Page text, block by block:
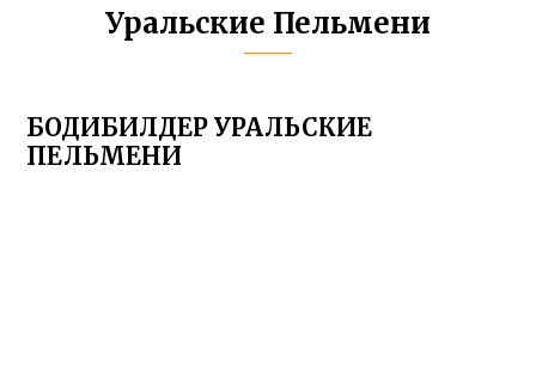
Уральские Пельмени
БОДИБИЛДЕР УРАЛЬСКИЕ
ПЕЛЬМЕНИ